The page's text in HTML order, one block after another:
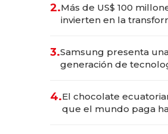
2.Más de US$ 100
invierten en la
3.Samsung presenta
generación de
4.El chocolate
que el mundo paga